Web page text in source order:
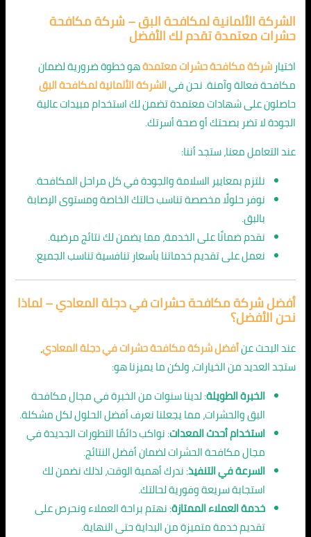
الشركة الألمانية لمكافحة البق – شركة مكافحة
حشرات معتمدة تقدم لك الأفضل
اختيارشركة مكافحة حشرات معتمدةهو خطوة ضرورية لضمان
مكافحة فعالة وآمنة. نحن فيالشركة الألمانية لمكافحة البق
حاصلون على شهادات معتمدة تضمن لك استخدام مبيدات عالية
الجودة لا تضر بصحتك أو صحة أسرتك.
عند التعامل معنا، ستجد أننا:
نلتزم بمعايير السلامة والجودة في كل مراحل المكافحة.
نوفر حلولًا مخصصة تناسب حالتك الخاصة ومستوى الإصابة
بالبق.
نقدم ضمانًا على الخدمة، مما يضمن لك نتائج مرضية.
نعمل على تقديم خدماتنا بأسعار تنافسية تناسب الجميع.
أفضل شركة مكافحة حشرات في دجلة المعادي – لماذا
نحن الأفضل؟
عند البحث عنأفضل شركة مكافحة حشرات في دجلة المعادي،
ستجد العديد من الخيارات، ولكن ما يميزنا هو:
الخبرة الطويلة: لدينا سنوات من الخبرة في مجال مكافحة
البق والحشرات، مما يجعلنا نعرف أفضل الحلول لكل مشكلة.
استخدام أحدث المعدات: نواكب دائمًا التطورات الجديدة في
مجال مكافحة الحشرات لضمان أفضل النتائج.
السرعة في التنفيذ: ندرك أهمية الوقت، لذلك نضمن لك
استجابة سريعة وفورية لحالتك.
خدمة العملاء الممتازة: نهتم براحة العملاء ونحرص على
تقديم خدمة متميزة من البداية حتى النهاية.